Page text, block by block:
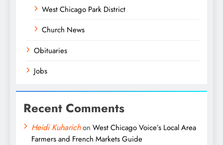
West Chicago Park District
Church News
Obituaries
Jobs
Recent Comments
Heidi Kuharichon West Chicago Voice’s Local Area
Farmers and French Markets Guide